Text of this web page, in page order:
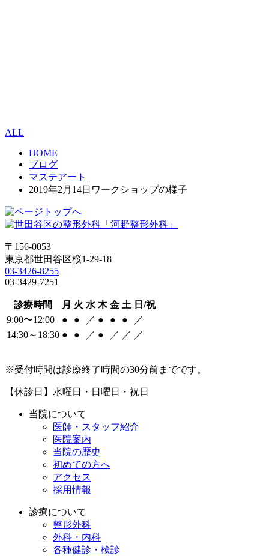
ALL
HOME
ブログ
マステアート
2019年2月14日ワークショップの様子
〒156-0053
東京都世田谷区桜1-29-18
03-3426-8255
03-3429-7251
診療時間 月 火 水 木 金 土 日/祝
9:00〜12:00
● ● ／ ● ● ●
／
14:30～18:30 ● ● ／ ● ／ ／ ／
※受付時間は診療終了時間の30分前までです。
【休診日】水曜日・日曜日・祝日
当院について
医師・スタッフ紹介
医院案内
当院の歴史
初めての方へ
アクセス
採用情報
診療について
整形外科
外科・内科
各種健診・検診